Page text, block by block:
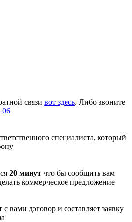
связи вот здесь. Либо звоните
06
специалиста, который
20 минут что бы сообщить вам
коммерческое предложение
вами договор и составляет заявку